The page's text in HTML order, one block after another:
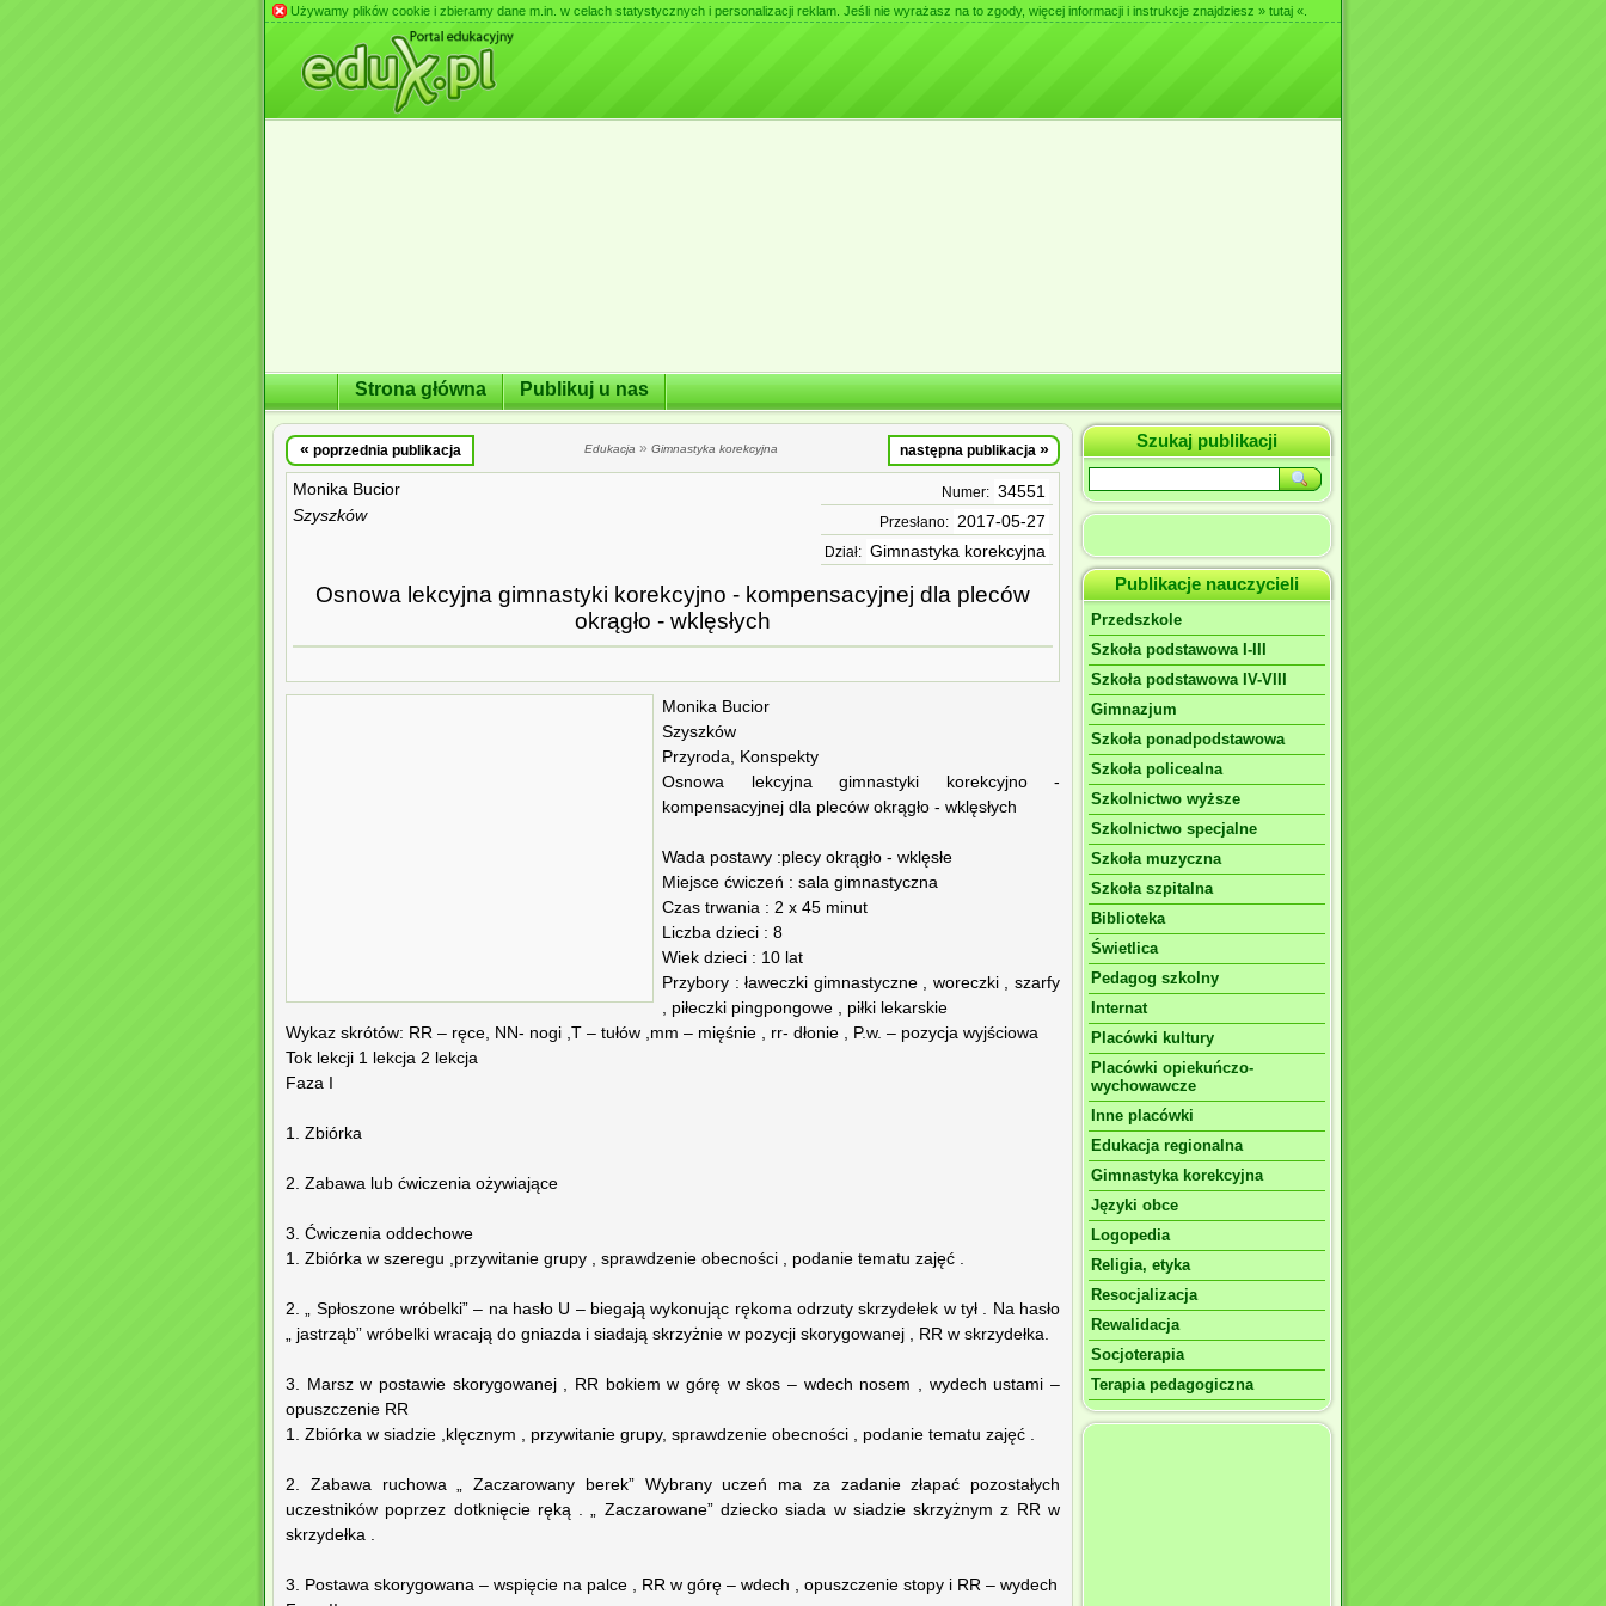
Używamy plików cookie i zbieramy dane m.in. w celach statystycznych i personalizacji reklam. Jeśli nie wyrażasz na to zgody, więcej informacji i instrukcje znajdziesz » tutaj «
Strona główna Publikuj u nas
« poprzednia publikacja Edukacja » Gimnastyka korekcyjna następna publikacja »
Monika Bucior
Szyszków
Numer: 34551
Przesłano: 2017-05-27
Dział: Gimnastyka korekcyjna
Osnowa lekcyjna gimnastyki korekcyjno - kompensacyjnej dla pleców
okrągło - wklęsłych
Monika Bucior
Szyszków
Przyroda, Konspekty
Osnowa lekcyjna gimnastyki korekcyjno -
kompensacyjnej dla pleców okrągło - wklęsłych
Wada postawy :plecy okrągło - wklęsłe
Miejsce ćwiczeń : sala gimnastyczna
Czas trwania : 2 x 45 minut
Liczba dzieci : 8
Wiek dzieci : 10 lat
Przybory : ławeczki gimnastyczne , woreczki , szarfy
, piłeczki pingpongowe , piłki lekarskie
Wykaz skrótów: RR – ręce, NN- nogi ,T – tułów ,mm – mięśnie , rr- dłonie , P.w. – pozycja wyjściowa
Tok lekcji 1 lekcja 2 lekcja
Faza I
1. Zbiórka
2. Zabawa lub ćwiczenia ożywiające
3. Ćwiczenia oddechowe
1. Zbiórka w szeregu ,przywitanie grupy , sprawdzenie obecności , podanie tematu zajęć .
2. „ Spłoszone wróbelki” – na hasło U – biegają wykonując rękoma odrzuty skrzydełek w tył . Na hasło
„ jastrząb” wróbelki wracają do gniazda i siadają skrzyżnie w pozycji skorygowanej , RR w skrzydełka.
3. Marsz w postawie skorygowanej , RR bokiem w górę w skos – wdech nosem , wydech ustami –
opuszczenie RR
1. Zbiórka w siadzie ,klęcznym , przywitanie grupy, sprawdzenie obecności , podanie tematu zajęć .
2. Zabawa ruchowa „ Zaczarowany berek” Wybrany uczeń ma za zadanie złapać pozostałych
uczestników poprzez dotknięcie ręką . „ Zaczarowane” dziecko siada w siadzie skrzyżnym z RR w
skrzydełka .
3. Postawa skorygowana – wspięcie na palce , RR w górę – wdech , opuszczenie stopy i RR – wydech
Szukaj publikacji
Publikacje nauczycieli
Przedszkole
Szkoła podstawowa I-III
Szkoła podstawowa IV-VIII
Gimnazjum
Szkoła ponadpodstawowa
Szkoła policealna
Szkolnictwo wyższe
Szkolnictwo specjalne
Szkoła muzyczna
Szkoła szpitalna
Biblioteka
Świetlica
Pedagog szkolny
Internat
Placówki kultury
Placówki opiekuńczo-
wychowawcze
Inne placówki
Edukacja regionalna
Gimnastyka korekcyjna
Języki obce
Logopedia
Religia, etyka
Resocjalizacja
Rewalidacja
Socjoterapia
Terapia pedagogiczna